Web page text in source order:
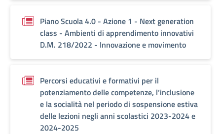
Piano Scuola 4.0 - Azione 1 - Next generation
class - Ambienti di apprendimento innovativi
D.M. 218/2022 - Innovazione e movimento
Percorsi educativi e formativi per il
potenziamento delle competenze, l’inclusione
e la socialità nel periodo di sospensione estiva
delle lezioni negli anni scolastici 2023-2024 e
2024-2025